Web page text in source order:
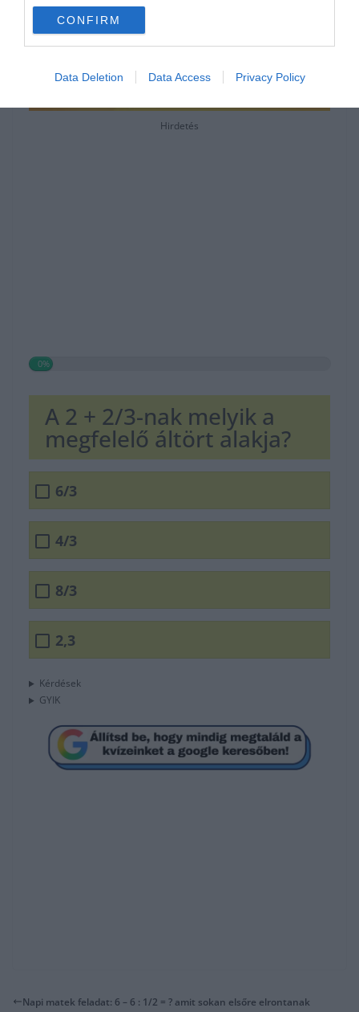
CONFIRM
Data Deletion Data Access Privacy Policy
Hirdetés
0%
A 2 + 2/3-nak melyik a
megfelelő áltört alakja?
6/3
4/3
8/3
2,3
Kérdések
GYIK
Napi matek feladat: 6 – 6 : 1/2 = ? amit sokan elsőre elrontanak